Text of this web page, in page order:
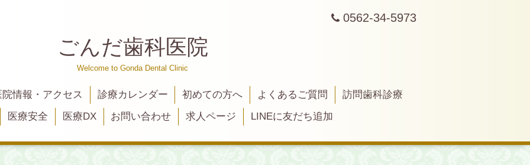
0562-34-5973
ごんだ歯科医院
Welcome to Gonda Dental Clinic
院情報・アクセス 診療カレンダー 初めての方へ よくあるご質問
訪問歯科診療
医療安全
医療DX お問い合わせ 求人ページ LINEに友だち追加